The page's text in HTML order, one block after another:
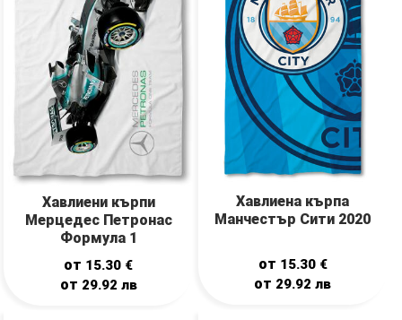
Хавлиени кърпи
Мерцедес Петронас
Формула 1
от 15.30 €
от 29.92 лв
Хавлиена кърпа
Манчестър Сити 2020
от 15.30 €
от 29.92лв